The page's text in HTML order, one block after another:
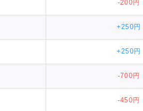
-200円
+250円
+250円
-700円
-450円